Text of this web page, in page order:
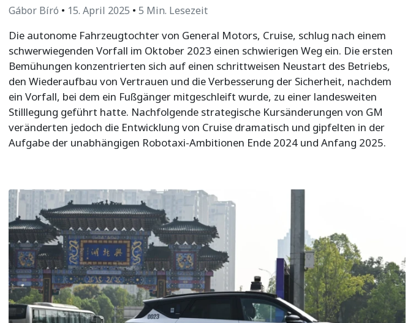
Gábor Bíró • 15. April 2025 • 5 Min. Lesezeit
Die autonome Fahrzeugtochter von General Motors, Cruise, schlug nach einem
schwerwiegenden Vorfall im Oktober 2023 einen schwierigen Weg ein. Die ersten
Bemühungen konzentrierten sich auf einen schrittweisen Neustart des Betriebs,
den Wiederaufbau von Vertrauen und die Verbesserung der Sicherheit, nachdem
ein Vorfall, bei dem ein Fußgänger mitgeschleift wurde, zu einer landesweiten
Stilllegung geführt hatte. Nachfolgende strategische Kursänderungen von GM
veränderten jedoch die Entwicklung von Cruise dramatisch und gipfelten in der
Aufgabe der unabhängigen Robotaxi-Ambitionen Ende 2024 und Anfang 2025.